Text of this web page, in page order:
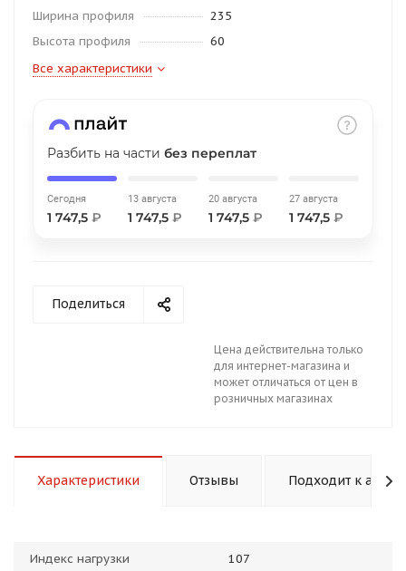
Ширина профиля
235
Высота профиля
60
Все характеристики
Разбить на части без переплат
Сегодня
1 747,5 ₽
13 августа
1 747,5 ₽
20 августа
1 747,5 ₽
27 августа
1 747,5 ₽
Поделиться
Цена действительна только
для интернет-магазина и
может отличаться от цен в
розничных магазинах
Характеристики Отзывы Подходит к авто
Индекс нагрузки 107